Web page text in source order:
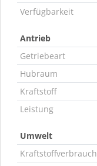
Verfügbarkeit
Antrieb
Getriebeart
Hubraum
Kraftstoff
Leistung
Umwelt
Kraftstoffverbrauch